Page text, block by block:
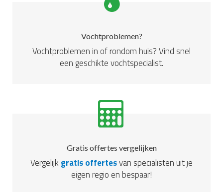
Vochtproblemen?
Vochtproblemen in of rondom huis? Vind snel
een geschikte vochtspecialist.
Gratis offertes vergelijken
Vergelijk gratis offertesvan specialisten uit je
eigen regio en bespaar!